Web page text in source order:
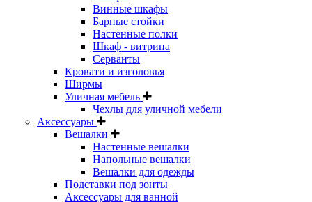
Винные шкафы
Барные стойки
Настенные полки
Шкаф - витрина
Серванты
Кровати и изголовья
Ширмы
Уличная мебель
Чехлы для уличной мебели
Аксессуары
Вешалки
Настенные вешалки
Напольные вешалки
Вешалки для одежды
Подставки под зонты
Аксессуары для ванной